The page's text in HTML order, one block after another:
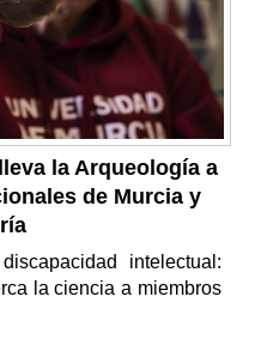
la Arqueología a
de Murcia y
intelectual:
la ciencia a miembros